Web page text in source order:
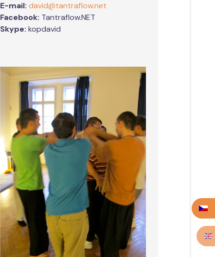
E-mail: david@tantraflow.net
Facebook: Tantraflow.NET
Skype: kopdavid